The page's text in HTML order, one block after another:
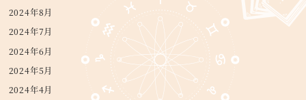
2024年8月
2024年7月
2024年6月
2024年5月
2024年4月